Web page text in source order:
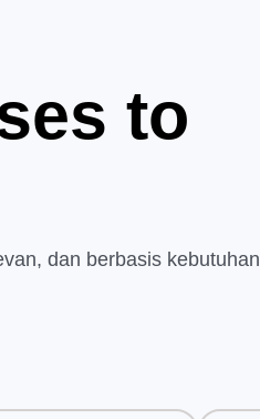
to
dan berbasis kebutuhan